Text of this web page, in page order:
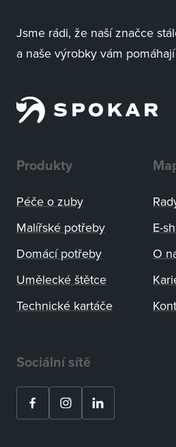
Jsme rádi, že naší značce
a naše výrobky vám
Produkty
Péče o zuby
Malířské potřeby
Domácí potřeby
Umělecké štětce
Technické kartáče
E-
O
Sociální sítě